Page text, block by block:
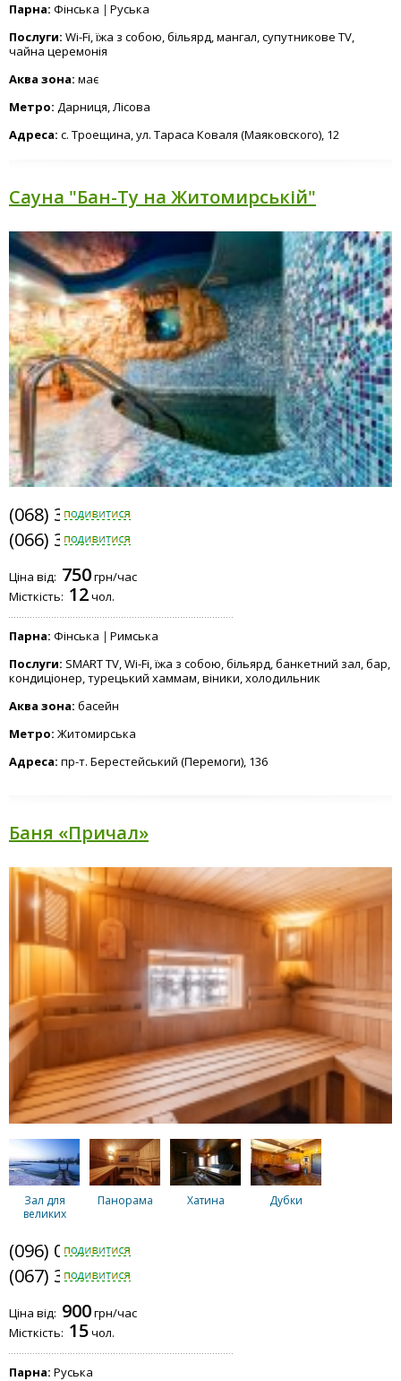
Парна: Фінська
Руська
Послуги: Wi-Fi, їжа з собою, більярд, мангал, супутникове TV,
чайна церемонія
Аква зона: має
Метро: Дарниця, Лісова
Адреса: с. Троещина, ул. Тараса Коваля (Маяковского), 12
Сауна "Бан-Ту на Житомирській"
(068) 331-4141
(066) 331-4141
Ціна від: 750грн/час
Місткість: 12чол.
Парна: Фінська
Римська
Послуги: SMART TV, Wi-Fi, їжа з собою, більярд, банкетний зал, бар,
кондиціонер, турецький хаммам, віники, холодильник
Аква зона: басейн
Метро: Житомирська
Адреса: пр-т. Берестейський (Перемоги), 136
Баня «Причал»
Зал для
великих
Панорама Хатина Дубки
(096) 011-2010
(067) 398-6810
Ціна від: 900грн/час
Місткість: 15чол.
Парна: Руська